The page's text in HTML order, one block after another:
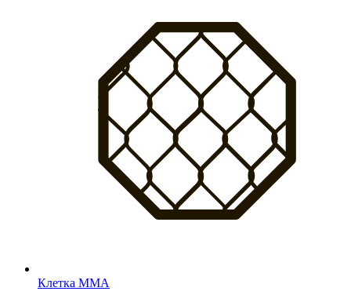
Клетка MMA